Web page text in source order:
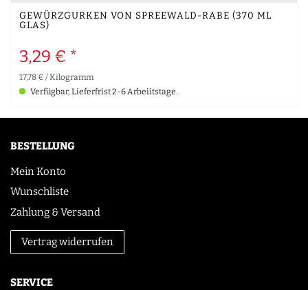
GEWÜRZGURKEN VON SPREEWALD-RABE (370 ML
GLAS)
3,29 € *
17,78 € / Kilogramm
Verfügbar, Lieferfrist 2-6 Arbeiitstage.
BESTELLUNG
Mein Konto
Wunschliste
Zahlung & Versand
Vertrag widerrufen
SERVICE